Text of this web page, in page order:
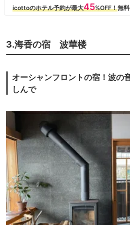
3.海香の宿 波華楼
オーシャンフロントの宿！波の
しんで